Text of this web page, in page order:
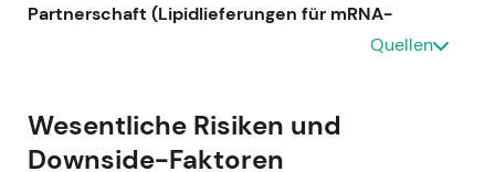
Partnerschaft (Lipidlieferungen für mRNA-
- Ereignis: Merck KGaA vereinbarte, die
auszuweiten, mit dem Ziel erhöhter Liefermengen
bis Ende 2021.
- Einordnung: Die Rolle des
Quellen
Wesentliche Risiken und
Downside-Faktoren